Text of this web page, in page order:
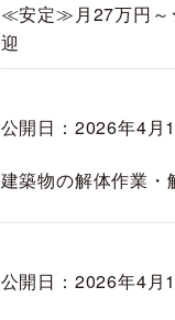
≪安定≫月27万円～
迎
公開日：2026年4月
建築物の解体作業・
公開日：2026年4月